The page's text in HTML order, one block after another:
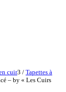
cuir3 / Tapettes à
– by « Les Cuirs